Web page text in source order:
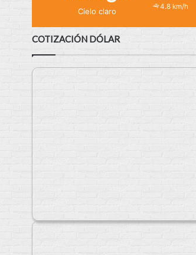
Cielo claro
4.8 km/h
COTIZACIÓN DÓLAR